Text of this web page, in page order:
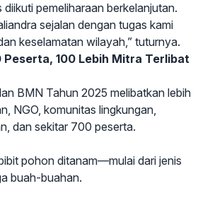
diikuti pemeliharaan berkelanjutan.
sejalan dengan tugas kami
keselamatan wilayah,” tuturnya.
Peserta, 100 Lebih Mitra Terlibat
BMN Tahun 2025 melibatkan lebih
NGO, komunitas lingkungan,
dan sekitar 700 peserta.
pohon ditanam—mulai dari jenis
buah-buahan.